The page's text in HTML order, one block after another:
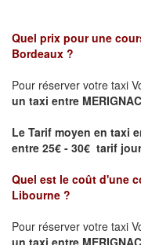
Quel prix pour une
Bordeaux ?
Pour réserver votre taxi
un taxi entre
Le Tarif moyen en taxi
entre 25€ - 30€ tarif
Quel est le coût d'une
Libourne ?
Pour réserver votre taxi